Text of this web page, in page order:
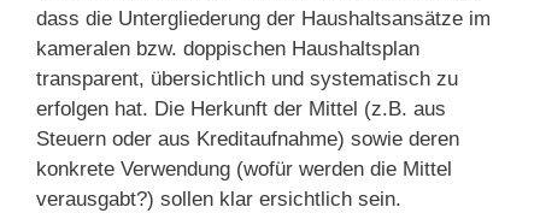
dass die Untergliederung der Haushaltsansätze im
kameralen bzw. doppischen Haushaltsplan
transparent, übersichtlich und systematisch zu
erfolgen hat. Die Herkunft der Mittel (z.B. aus
Steuern oder aus Kreditaufnahme) sowie deren
konkrete Verwendung (wofür werden die Mittel
verausgabt?) sollen klar ersichtlich sein.